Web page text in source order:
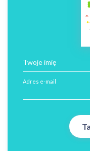
Twoje imię
Adres e-mail